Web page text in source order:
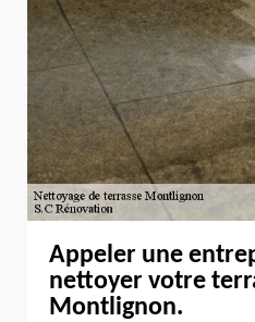
Appeler une
nettoyer votre
Montlignon.